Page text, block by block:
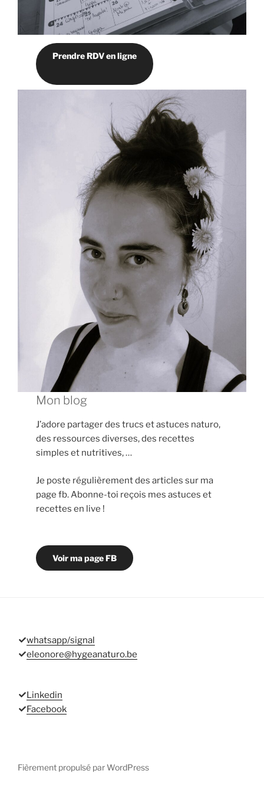
Prendre RDV en ligne
Mon blog
J’adore partager des trucs et astuces naturo,
des ressources diverses, des recettes
simples et nutritives, …
Je poste régulièrement des articles sur ma
page fb. Abonne-toi reçois mes astuces et
recettes en live !
Voir ma page FB
whatsapp/signal
eleonore@hygeanaturo.be
Linkedin
Facebook
Fièrement propulsé par WordPress